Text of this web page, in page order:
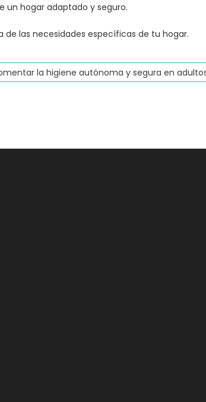
un hogar adaptado y seguro.
las necesidades específicas de tu hogar.